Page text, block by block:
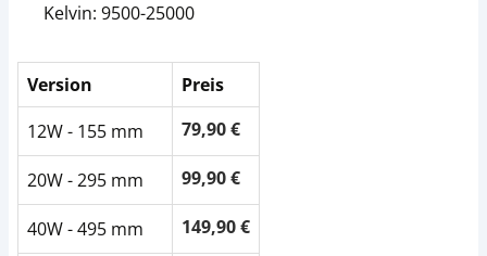
Kelvin: 9500-25000
Version
Preis
12W - 155 mm
79,90 €
20W - 295 mm 99,90 €
40W - 495 mm 149,90 €